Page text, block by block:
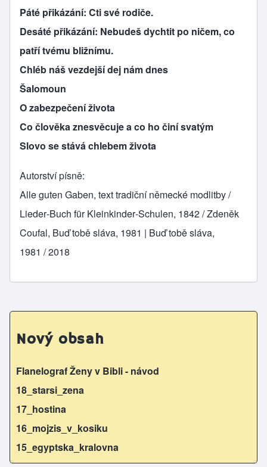
Páté přikázání: Cti své rodiče.
Desáté přikázání: Nebudeš dychtit po ničem, co
patří tvému bližnímu.
Chléb náš vezdejší dej nám dnes
Šalomoun
O zabezpečení života
Co člověka znesvěcuje a co ho činí svatým
Slovo se stává chlebem života
Autorství písně
Alle guten Gaben, text tradiční německé modlitby /
Lieder­‑Buch für Kleinkinder­‑Schulen, 1842 / Zdeněk
Coufal, Buď tobě sláva, 1981 | Buď tobě sláva,
1981 / 2018
Nový obsah
Flanelograf Ženy v Bibli - návod
18_starsi_zena
17_hostina
16_mojzis_v_kosiku
15_egyptska_kralovna